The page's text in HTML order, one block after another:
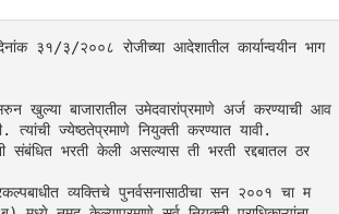
३१/३/२००८ रोजीच्या आदेशातील कार्यान्वयीन भाग
खुल्या बाजारातील उमेदवारांप्रमाणे अर्ज करण्याची आव
त्यांची ज्येष्ठतेप्रमाणे नियुक्ती करण्यात यावी.
संबंधित भरती केली असल्यास ती भरती रद्दबातल ठर
व्यक्तिचे पुनर्वसनासाठीचा सन २००१ चा म